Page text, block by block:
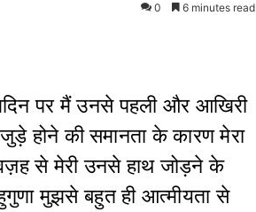
0 6 minutes read
पर मैं उनसे पहली और आखिरी
जुड़े होने की समानता के कारण मेरा
से मेरी उनसे हाथ जोड़ने के
मुझसे बहुत ही आत्मीयता से